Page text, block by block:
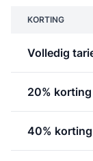
KORTING
Volledig
20% korting
40% korting